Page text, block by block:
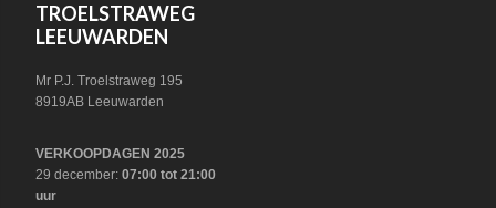
TROELSTRAWEG
LEEUWARDEN
Mr P.J. Troelstraweg 195
8919AB Leeuwarden
VERKOOPDAGEN 2025
29 december:07:00 tot 21:00
uur